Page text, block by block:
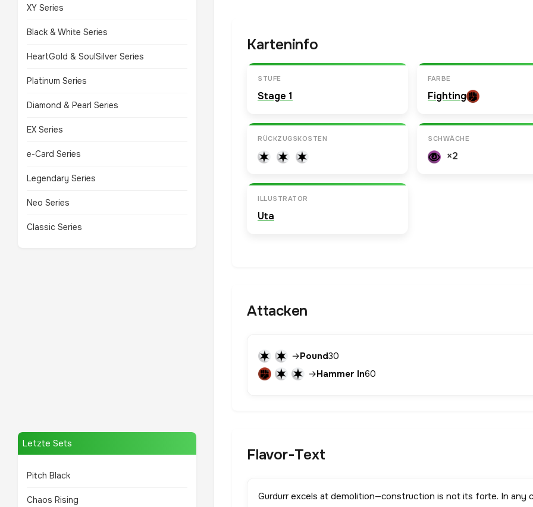
XY Series
Black & White Series
HeartGold & SoulSilver Series
Platinum Series
Diamond & Pearl Series
EX Series
e-Card Series
Legendary Series
Neo Series
Classic Series
Letzte Sets
Pitch Black
Chaos Rising
Karteninfo
STUFE
Stage 1
FARBE
Fighting
RÜCKZUGSKOSTEN SCHWÄCHE
×2
ILLUSTRATOR
Uta
Attacken
→Pound30
→Hammer In60
Flavor-Text
Gurdurr excels at demolition—construction is not its forte. In any